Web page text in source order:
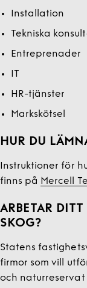
Installation
Tekniska
Entreprenader
IT
HR-tjänster
Markskötsel
HUR DU
Instruktioner för
finns på Mercell
ARBETAR
SKOG?
Statens
firmor som vill
och naturreservat